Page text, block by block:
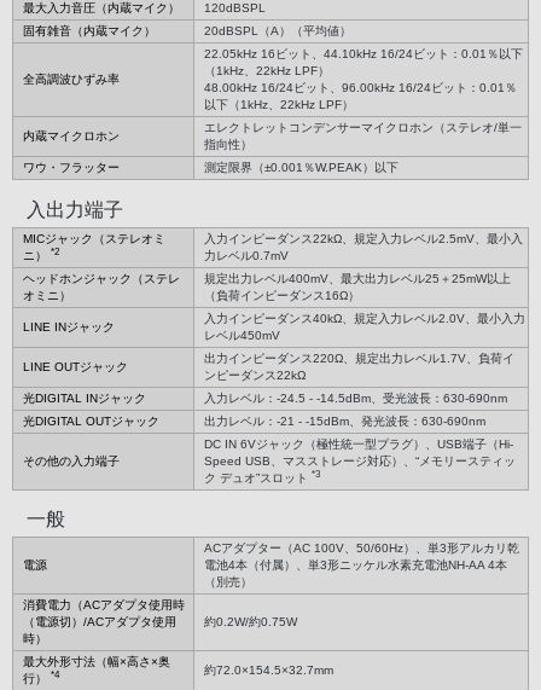
最大入力音圧（内蔵マイク）
120dBSPL
固有雑音（内蔵マイク）
20dBSPL（A）（平均値）
全高調波ひずみ率
22.05kHz 16ビット、44.10kHz 16/24ビット：0.01％以下
（1kHz、22kHz LPF）
48.00kHz 16/24ビット、96.00kHz 16/24ビット：0.01％
以下（1kHz、22kHz LPF）
内蔵マイクロホン
エレクトレットコンデンサーマイクロホン（ステレオ/単一
指向性）
ワウ・フラッター
測定限界（±0.001％W.PEAK）以下
入出力端子
MICジャック（ステレオミ
ニ）
*2
入力インピーダンス22kΩ、規定入力レベル2.5mV、最小入
力レベル0.7mV
ヘッドホンジャック（ステレ
オミニ）
規定出力レベル400mV、最大出力レベル25＋25mW以上
（負荷インピーダンス16Ω）
LINE INジャック
入力インピーダンス40kΩ、規定入力レベル2.0V、最小入力
レベル450mV
LINE OUTジャック
出力インピーダンス220Ω、規定出力レベル1.7V、負荷イ
ンピーダンス22kΩ
光DIGITAL INジャック
入力レベル：-24.5 - -14.5dBm、受光波長：630-690nm
光DIGITAL OUTジャック
出力レベル：-21 - -15dBm、発光波長：630-690nm
その他の入力端子
DC IN 6Vジャック（極性統一型プラグ）、USB端子（Hi-
Speed USB、マスストレージ対応）、“メモリースティッ
ク デュオ”スロット *3
一般
電源
ACアダプター（AC 100V、50/60Hz）、単3形アルカリ乾
電池4本（付属）、単3形ニッケル水素充電池NH-AA 4本
（別売）
消費電力（ACアダプタ使用時
（電源切）/ACアダプタ使用
時）
約0.2W/約0.75W
最大外形寸法（幅×高さ×奥
行）
*4 約72.0×154.5×32.7mm